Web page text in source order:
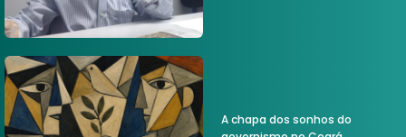
A chapa dos sonhos do